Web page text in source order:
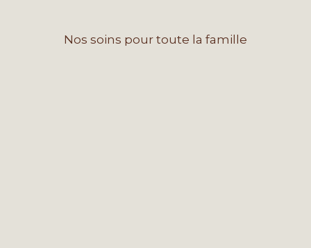
Nos soins pour toute la famille